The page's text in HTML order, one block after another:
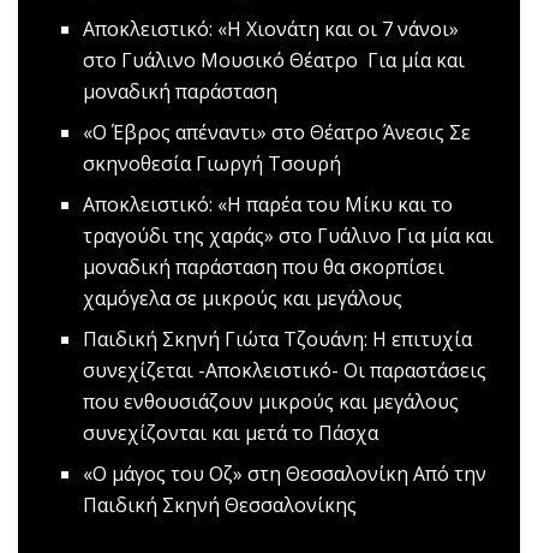
Αποκλειστικό: «Η Χιονάτη και οι 7 νάνοι»
στο Γυάλινο Μουσικό Θέατρο Για μία και
μοναδική παράσταση
«Ο Έβρος απέναντι» στο Θέατρο Άνεσις Σε
σκηνοθεσία Γιωργή Τσουρή
Αποκλειστικό: «Η παρέα του Μίκυ και το
τραγούδι της χαράς» στο Γυάλινο Για μία και
μοναδική παράσταση που θα σκορπίσει
χαμόγελα σε μικρούς και μεγάλους
Παιδική Σκηνή Γιώτα Τζουάνη: Η επιτυχία
συνεχίζεται -Αποκλειστικό- Oι παραστάσεις
που ενθουσιάζουν μικρούς και μεγάλους
συνεχίζονται και μετά το Πάσχα
«O μάγος του Οζ» στη Θεσσαλονίκη Από την
Παιδική Σκηνή Θεσσαλονίκης